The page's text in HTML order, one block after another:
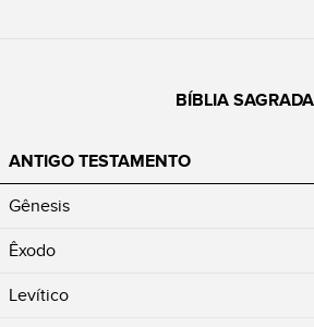
BÍBLIA SAGRADA
ANTIGO TESTAMENTO
Gênesis
Êxodo
Levítico